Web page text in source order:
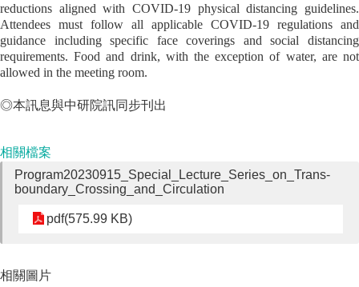
reductions aligned with COVID-19 physical distancing guidelines.
Attendees must follow all applicable COVID-19 regulations and
guidance including specific face coverings and social distancing
requirements. Food and drink, with the exception of water, are not
allowed in the meeting room.
◎本訊息與中研院訊同步刊出
相關檔案
Program20230915_Special_Lecture_Series_on_Trans-
boundary_Crossing_and_Circulation
pdf(575.99 KB)
相關圖片